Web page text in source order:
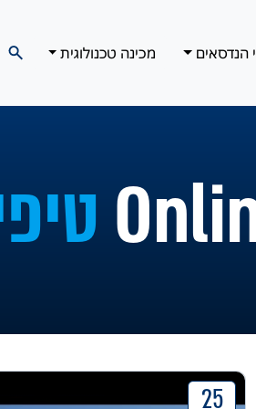
הנדסאים מכינה טכנולוגית
25